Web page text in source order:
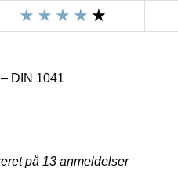
DIN 1041
på 13 anmeldelser